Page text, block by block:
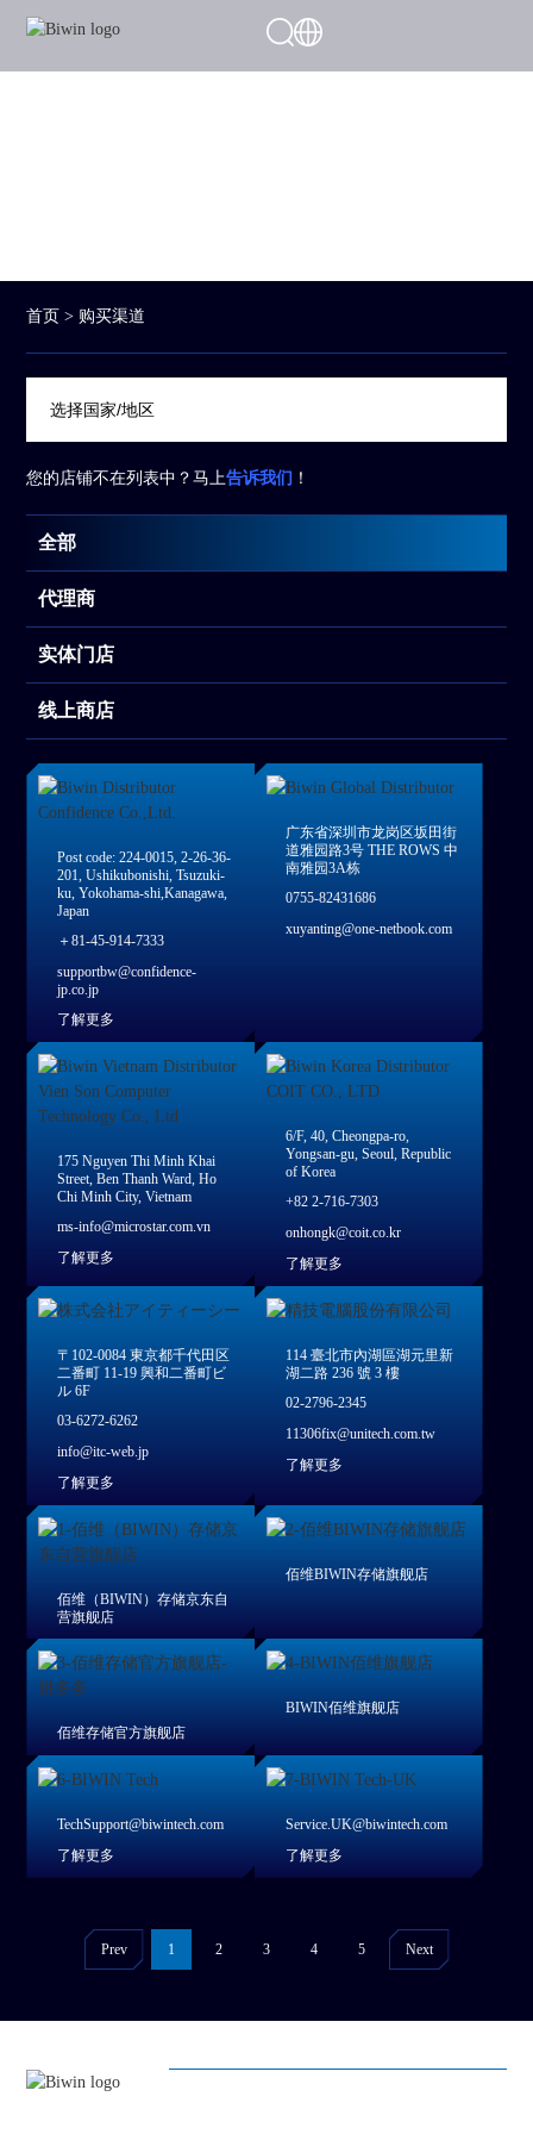
首页 > 购买渠道
您的店铺不在列表中？马上告诉我们 ！
全部
代理商
实体门店
线上商店
Post code: 224-0015, 2-26-36-
201, Ushikubonishi, Tsuzuki-
ku, Yokohama-shi,Kanagawa,
Japan
＋81-45-914-7333
supportbw@confidence-
jp.co.jp
了解更多
广东省深圳市龙岗区坂田街
道雅园路3号 THE ROWS 中
南雅园3A栋
0755-82431686
xuyanting@one-netbook.com
175 Nguyen Thi Minh Khai
Street, Ben Thanh Ward, Ho
Chi Minh City, Vietnam
ms-info@microstar.com.vn
了解更多
6/F, 40, Cheongpa-ro,
Yongsan-gu, Seoul, Republic
of Korea
+82 2-716-7303
onhongk@coit.co.kr
了解更多
〒102-0084 東京都千代田区
二番町 11-19 興和二番町ビ
ル 6F
03-6272-6262
info@itc-web.jp
了解更多
114 臺北市內湖區湖元里新
湖二路 236 號 3 樓
02-2796-2345
11306fix@unitech.com.tw
了解更多
佰维（BIWIN）存储京东自
营旗舰店
佰维BIWIN存储旗舰店
佰维存储官方旗舰店
BIWIN佰维旗舰店
TechSupport@biwintech.com
了解更多
Service.UK@biwintech.com
了解更多
Prev 1 2 3 4 5 Next